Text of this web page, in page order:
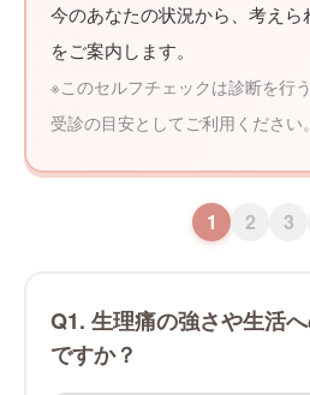
今のあなたの状況から、考え
をご案内します。
※このセルフチェックは診断を行
受診の目安としてご利用ください。
1 2 3
Q1. 生理痛の強さや生活
ですか？
特定商取引法に基づく表記
オンライン診療
アフターピル緊急チャーター便
メディカルダイエット